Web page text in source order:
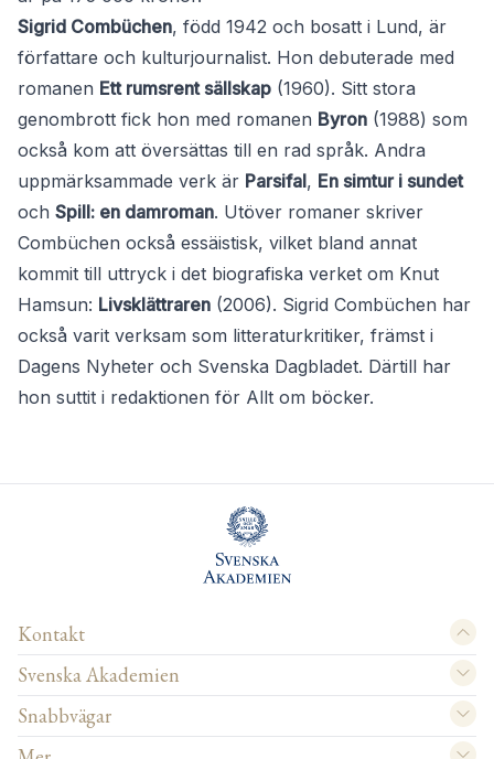
Sigrid Combüchen, född 1942 och bosatt i Lund, är
författare och kulturjournalist. Hon debuterade med
romanen Ett rumsrent sällskap (1960). Sitt stora
genombrott fick hon med romanen Byron (1988) som
också kom att översättas till en rad språk. Andra
uppmärksammade verk är Parsifal, En simtur i sundet
och Spill: en damroman. Utöver romaner skriver
Combüchen också essäistisk, vilket bland annat
kommit till uttryck i det biografiska verket om Knut
Hamsun: Livsklättraren (2006). Sigrid Combüchen har
också varit verksam som litteraturkritiker, främst i
Dagens Nyheter och Svenska Dagbladet. Därtill har
hon suttit i redaktionen för Allt om böcker.
Kontakt
Svenska Akademien
Snabbvägar